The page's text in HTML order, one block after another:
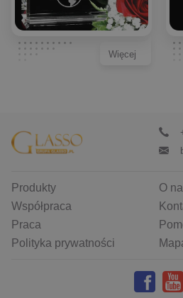
Więcej
Produkty
O
Współpraca
Praca
Polityka prywatności